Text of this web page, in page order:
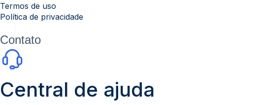
Termos de uso
Política de privacidade
Contato
Central de ajuda